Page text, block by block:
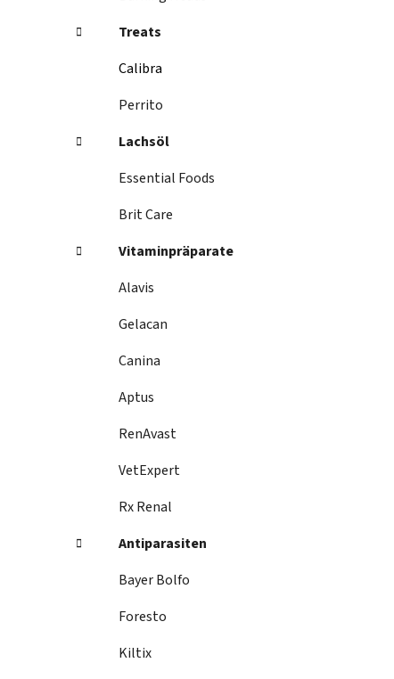
t
Treats
Calibra
Perrito
Lachsöl
Essential Foods
Brit Care
Vitaminpräparate
Alavis
Gelacan
Canina
Aptus
RenAvast
VetExpert
Rx Renal
Antiparasiten
Bayer Bolfo
Foresto
Kiltix